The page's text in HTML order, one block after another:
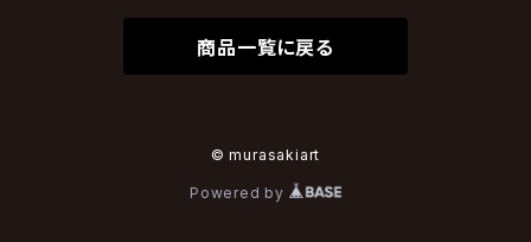
商品一覧に戻る
© murasakiart
Powered by